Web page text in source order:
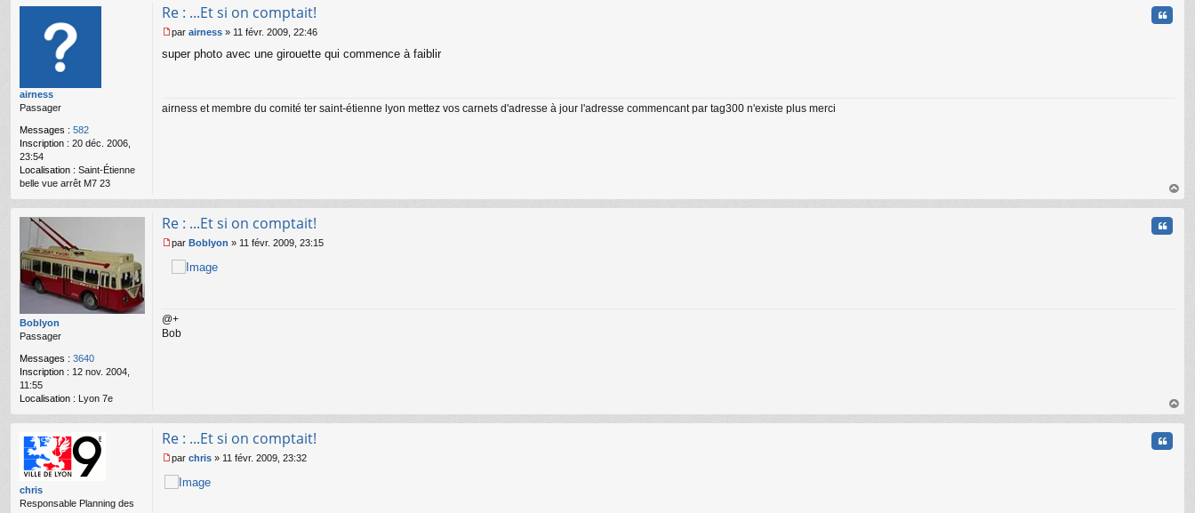
te
r
Ib
o
airness
Passager
Messages : 582
Inscription : 20 déc. 2006,
23:54
Localisation : Saint-Étienne
belle vue arrêt M7 23
Re : ...Et si on comptait!
e
g
par airness » 11 févr. 2009, 22:46
super photo avec une girouette qui commence à faiblir
airness et membre du comité ter saint-étienne lyon mettez vos carnets d'adresse à jour l'adresse commencant par tag300 n'existe plus merci
au
Boblyon
Passager
Messages : 3640
Inscription : 12 nov. 2004,
11:55
Localisation : Lyon 7e
Re : ...Et si on comptait!
g
e
par Boblyon » 11 févr. 2009, 23:15
@+
Bob
au
chris
Responsable Planning des
Re : ...Et si on comptait!
par chris » 11 févr. 2009, 23:32